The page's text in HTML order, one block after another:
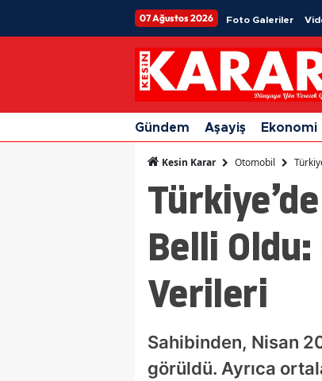
07 Ağustos 2026 Foto Galeriler
Gündem Aşayiş Ekonomi
Kesin Karar Otomobil
Belli
Verileri
Sahibinden, Nisan
görüldü. Ayrıca